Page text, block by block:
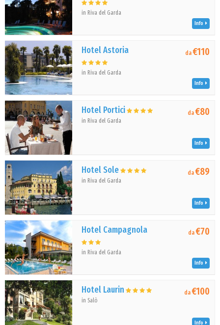
in Riva del Garda
Info
Hotel Astoria
in Riva del Garda
da€110
Info
Hotel Portici
in Riva del Garda
da€80
Info
Hotel Sole
in Riva del Garda
da€89
Info
Hotel Campagnola
in Riva del Garda
da€70
Info
Hotel Laurin
in Salò
da€100
Info